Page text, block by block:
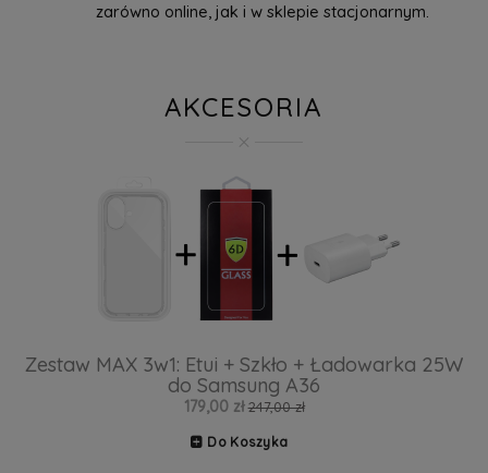
zarówno online, jak i w sklepie stacjonarnym.
AKCESORIA
Zestaw MAX 3w1: Etui + Szkło + Ładowarka 25W
do Samsung A36
179,00 zł 247,00 zł
Do Koszyka